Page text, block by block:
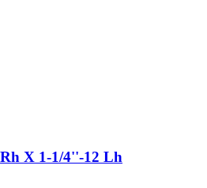
X 1-1/4''-12 Lh